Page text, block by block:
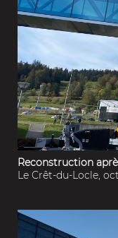
Reconstruction
Le Crêt-du-Locle,